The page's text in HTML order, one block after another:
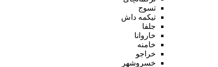
تسوج
تیکمه داش
جلفا
خاروانا
خامنه
خراجو
خسروشهر